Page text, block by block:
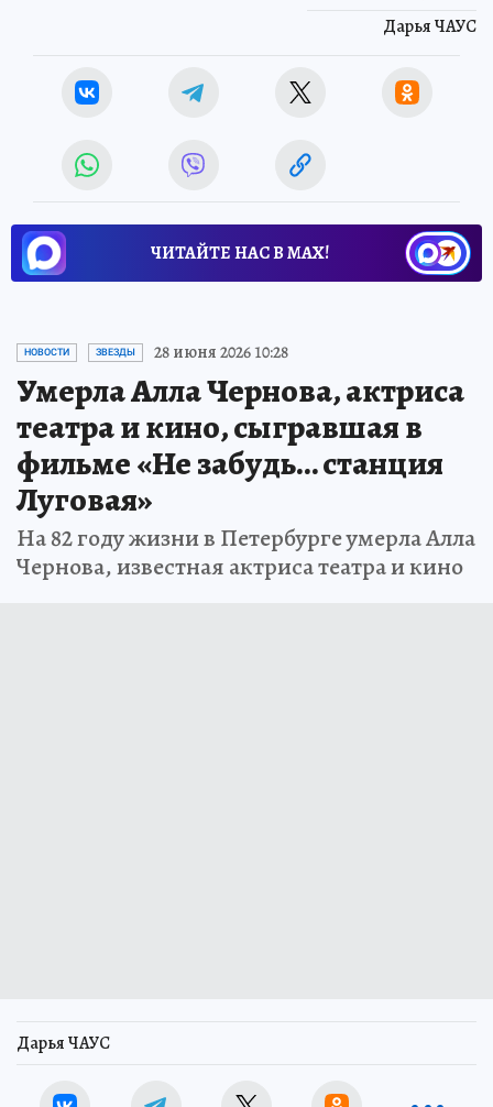
Дарья ЧАУС
ЧИТАЙТЕ НАС В МАХ!
НОВОСТИ ЗВЕЗДЫ 28 июня 2026 10:28
Умерла Алла Чернова, актриса
театра и кино, сыгравшая в
фильме «Не забудь… станция
Луговая»
На 82 году жизни в Петербурге умерла Алла
Чернова, известная актриса театра и кино
Дарья ЧАУС